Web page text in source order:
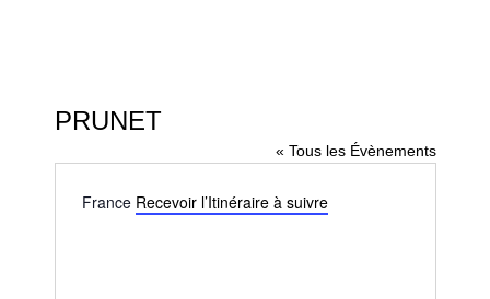
PRUNET
« Tous les Évènements
Adresse
France Recevoir l’Itinéraire à suivre